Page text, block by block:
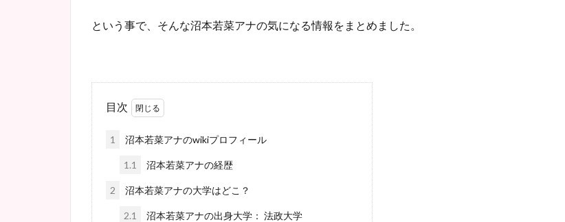
という事で、そんな沼本若菜アナの気になる情報をまとめました。
目次
1 沼本若菜アナのwikiプロフィール
1.1 沼本若菜アナの経歴
2 沼本若菜アナの大学はどこ？
2.1 沼本若菜アナの出身大学： 法政大学